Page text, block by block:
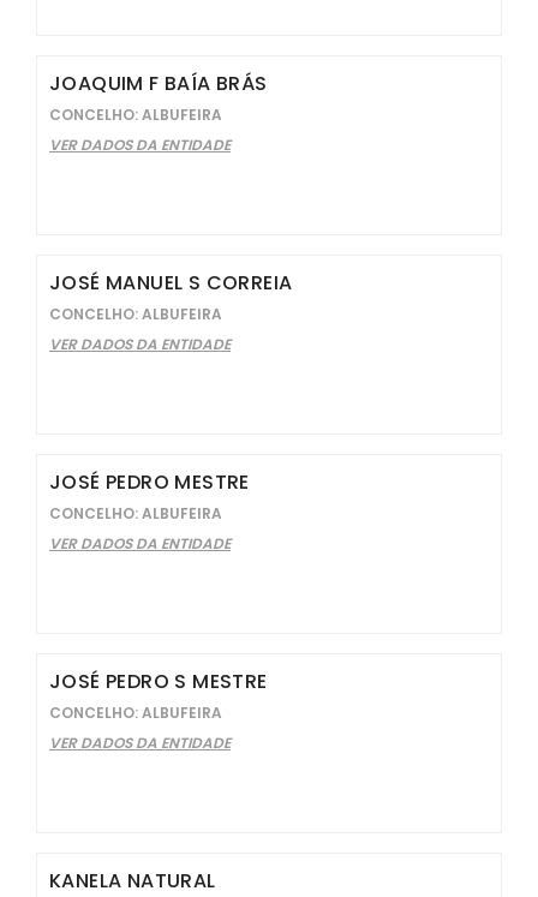
JOAQUIM F BAÍA BRÁS
CONCELHO: ALBUFEIRA
VER DADOS DA ENTIDADE
JOSÉ MANUEL S CORREIA
CONCELHO: ALBUFEIRA
VER DADOS DA ENTIDADE
JOSÉ PEDRO MESTRE
CONCELHO: ALBUFEIRA
VER DADOS DA ENTIDADE
JOSÉ PEDRO S MESTRE
CONCELHO: ALBUFEIRA
VER DADOS DA ENTIDADE
KANELA NATURAL